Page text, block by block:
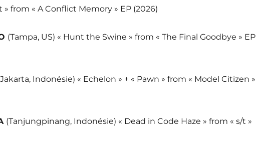
» from « A Conflict Memory » EP (2026)
(Tampa, US) « Hunt the Swine » from « The Final Goodbye » EP
Indonésie) « Echelon » + « Pawn » from « Model Citizen »
(Tanjungpinang, Indonésie) « Dead in Code Haze » from « s/t »